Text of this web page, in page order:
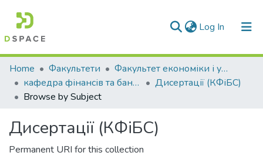
Log In (current)
Communities & Collections
All of DSpace
Home Факультети
Факультет економіки і управління
кафедра фінансів та банківської справи
Дисертації (КФіБС)
Browse by Subject
Дисертації (КФіБС)
Permanent URI for this collection